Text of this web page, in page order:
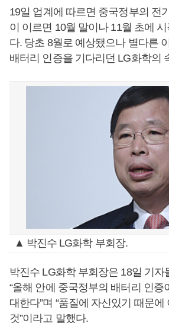
19일 업계에 따르면 중국정부의 전
이 이르면 10월 말이나 11월 초에
다. 당초 8월로 예상됐으나 별다른
배터리 인증을 기다리던 LG화학의
▲ 박진수 LG화학 부회장.
박진수 LG화학 부회장은 18일 기자
“올해 안에 중국정부의 배터리 인증
대한다”며 “품질에 자신있기 때문
것”이라고 말했다.